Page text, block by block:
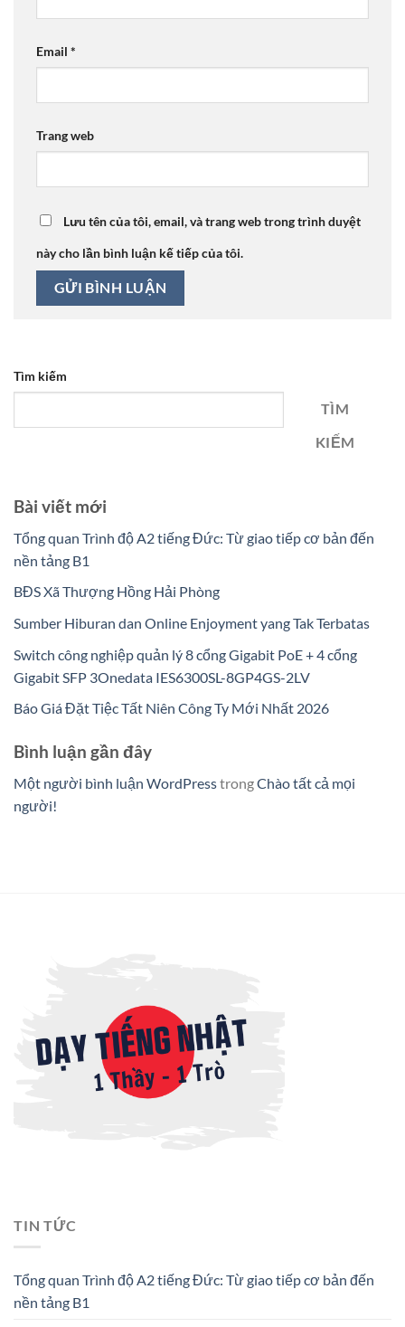
Email *
Trang web
Lưu tên của tôi, email, và trang web trong trình duyệt
này cho lần bình luận kế tiếp của tôi.
Tìm kiếm
TÌM
KIẾM
Bài viết mới
Tổng quan Trình độ A2 tiếng Đức: Từ giao tiếp cơ bản đến
nền tảng B1
BĐS Xã Thượng Hồng Hải Phòng
Sumber Hiburan dan Online Enjoyment yang Tak Terbatas
Switch công nghiệp quản lý 8 cổng Gigabit PoE + 4 cổng
Gigabit SFP 3Onedata IES6300SL-8GP4GS-2LV
Báo Giá Đặt Tiệc Tất Niên Công Ty Mới Nhất 2026
Bình luận gần đây
Một người bình luận WordPresstrongChào tất cả mọi
người!
TIN TỨC
Tổng quan Trình độ A2 tiếng Đức: Từ giao tiếp cơ bản đến
nền tảng B1